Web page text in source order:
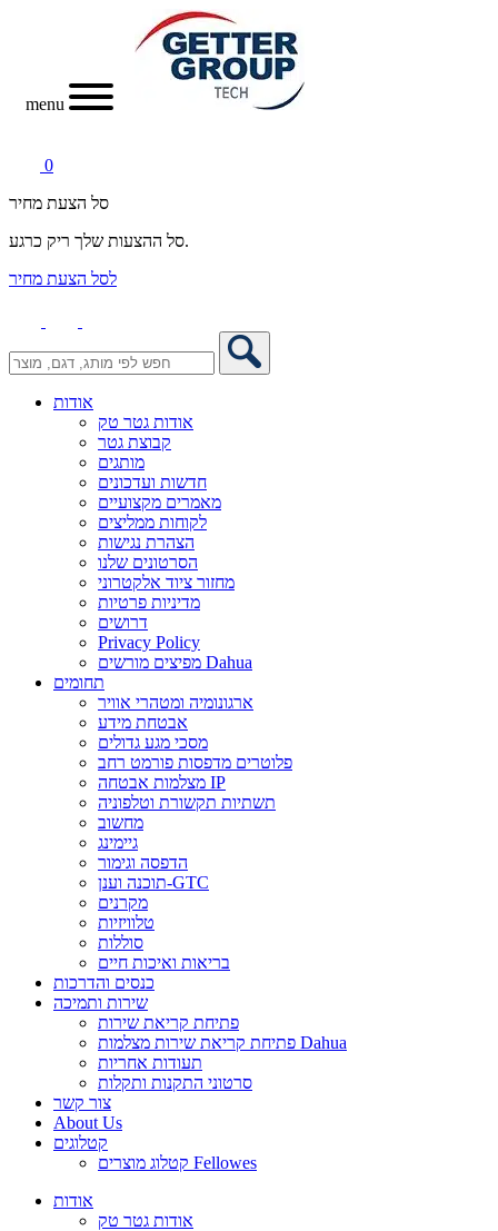
menu
0
סל הצעת מחיר
סל ההצעות שלך ריק כרגע.
לסל הצעת מחיר
אודות
אודות גטר טק
קבוצת גטר
מותגים
חדשות ועדכונים
מאמרים מקצועיים
לקוחות ממליצים
הצהרת נגישות
הסרטונים שלנו
מחזור ציוד אלקטרוני
מדיניות פרטיות
דרושים
Privacy Policy
מפיצים מורשים Dahua
תחומים
ארגונומיה ומטהרי אוויר
אבטחת מידע
מסכי מגע גדולים
פלוטרים מדפסות פורמט רחב
מצלמות אבטחה IP
תשתיות תקשורת וטלפוניה
מחשוב
גיימינג
הדפסה וגימור
תוכנה וענן-GTC
מקרנים
טלוויזיות
סוללות
בריאות ואיכות חיים
כנסים והדרכות
שירות ותמיכה
פתיחת קריאת שירות
פתיחת קריאת שירות מצלמות Dahua
תעודות אחריות
סרטוני התקנות ותקלות
צור קשר
About Us
קטלוגים
קטלוג מוצרים Fellowes
אודות
אודות גטר טק